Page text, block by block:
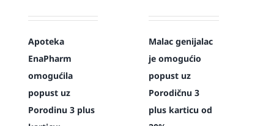
Apoteka
EnaPharm
omogućila
popust uz
Porodinu 3 plus
Malac genijalac
je omogućio
popust uz
Porodičnu 3
plus karticu od